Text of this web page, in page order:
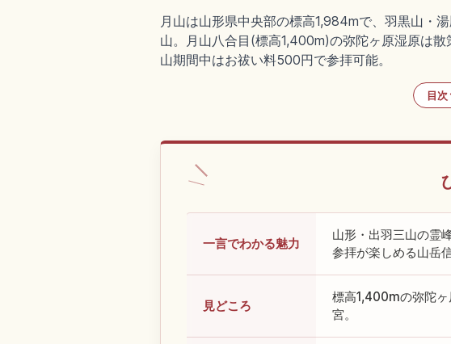
月山は山形県中央部の標高1,984mで、羽黒山・
山。月山八合目(標高1,400m)の弥陀ヶ原湿原は
山期間中はお祓い料500円で参拝可能。
目次
一言でわかる魅力
山形・出羽三山の霊
参拝が楽しめる山岳
見どころ
標高1,400mの弥陀ヶ
宮。